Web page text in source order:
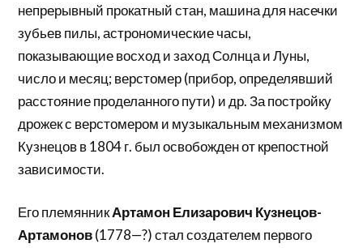
непрерывный прокатный стан, машина для насечки
зубьев пилы, астрономические часы,
показывающие восход и заход Солнца и Луны,
число и месяц; верстомер (прибор, определявший
расстояние проделанного пути) и др. За постройку
дрожек с верстомером и музыкальным механизмом
Кузнецов в 1804 г. был освобожден от крепостной
зависимости.
Его племянникАртамон Елизарович Кузнецов-
Артамонов(1778—?) стал создателем первого